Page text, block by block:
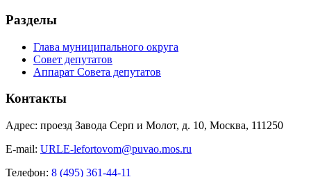
Разделы
Глава муниципального округа
Совет депутатов
Аппарат Совета депутатов
Контакты
Адрес: проезд Завода Серп и Молот, д. 10, Москва, 111250
E-mail: URLE-lefortovom@puvao.mos.ru
Телефон: 8 (495) 361-44-11